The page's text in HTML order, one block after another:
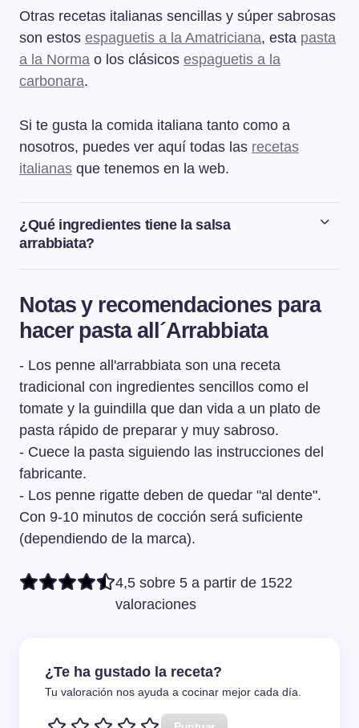
Otras recetas italianas sencillas y súper sabrosas
son estos espaguetis a la Amatriciana, esta pasta
a la Norma o los clásicos espaguetis a la
carbonara.
Si te gusta la comida italiana tanto como a
nosotros, puedes ver aquí todas las recetas
italianas que tenemos en la web.
¿Qué ingredientes tiene la salsa
arrabbiata?
La salsa arrabbiata es una salsa típica de la cocina
simplemente con ajo, guindilla, tomate y aceite de oliva.
Notas y recomendaciones para
hacer pasta all´Arrabbiata
- Los penne all'arrabbiata son una receta
tradicional con ingredientes sencillos como el
tomate y la guindilla que dan vida a un plato de
pasta rápido de preparar y muy sabroso.
- Cuece la pasta siguiendo las instrucciones del
fabricante.
- Los penne rigatte deben de quedar "al dente".
Con 9-10 minutos de cocción será suficiente
(dependiendo de la marca).
4,5 sobre 5 a partir de 1522
valoraciones
¿Te ha gustado la receta?
Tu valoración nos ayuda a cocinar mejor cada día.